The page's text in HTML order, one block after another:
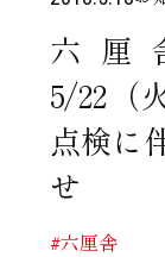
六厘
5/22（
点検に
せ
#六厘舎